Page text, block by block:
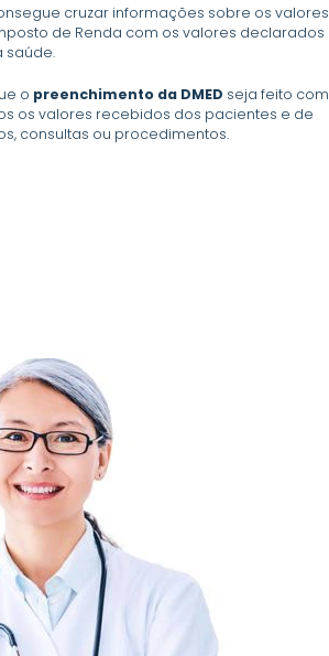
cruzar informações sobre os valores
de Renda com os valores declarados
saúde.
o preenchimento da DMED seja feito com
os valores recebidos dos pacientes e de
consultas ou procedimentos.